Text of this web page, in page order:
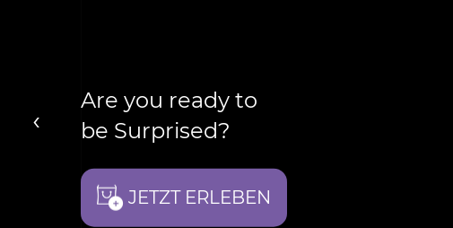
Are you ready to
be Surprised?
JETZT ERLEBEN
‹